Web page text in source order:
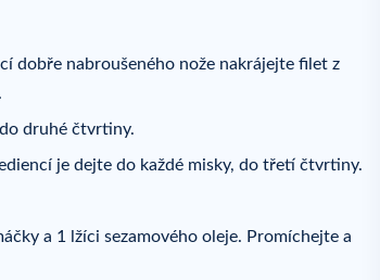
dobře nabroušeného nože nakrájejte filet z
druhé čtvrtiny.
je dejte do každé misky, do třetí čtvrtiny.
a 1 lžíci sezamového oleje. Promíchejte a